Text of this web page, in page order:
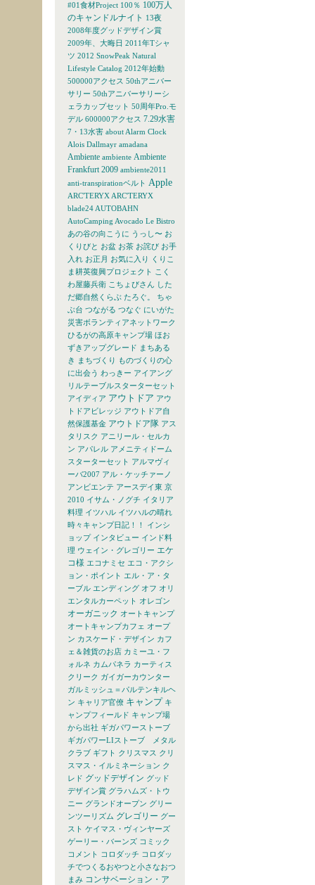
#01食材Project 100％ 100万人
のキャンドルナイト 13夜
2008年度グッドデザイン賞
2009年、大晦日 2011年Tシャ
ツ 2012 SnowPeak Natural
Lifestyle Catalog 2012年始動
500000アクセス 50thアニバー
サリー 50thアニバーサリーシ
ェラカップセット 50周年Pro.モ
デル 600000アクセス 7.29水害
7・13水害 about Alarm Clock
Alois Dallmayr amadana
Ambiente ambiente Ambiente
Frankfurt 2009 ambiente2011
anti-transpirationベルト Apple
ARC'TERYX ARC'TERYX
blade24 AUTOBAHN
AutoCamping Avocado Le Bistro
あの谷の向こうに うっし〜 お
くりびと お盆 お茶 お詫び お手
入れ お正月 お気に入り
くりこ
ま耕英復興プロジェクト こく
わ屋藤兵衛 こちょびさん した
だ郷自然くらぶ たろぐ。
ちゃ
ぶ台 つながる つなぐ にいがた
災害ボランティアネットワーク
ひるがの高原キャンプ場 ほお
ずきアップグレード まちある
き まちづくり ものづくりの心
に出会う わっきー アイアング
リルテーブルスターターセット
アイディア アウトドア アウ
トドアビレッジ アウトドア自
然保護基金 アウトドア隊 アス
タリスク アニリール・セルカ
ン アパレル アメニティドーム
スターターセット アルマヴィ
ーバ2007 アル・ケッチァーノ
アンビエンテ アースデイ東 京
2010 イサム・ノグチ イタリア
料理 イツハル イツハルの晴れ
時々キャンプ日記！！
インシ
ョップ インタビュー インド料
理 ウェイン・グレゴリー エケ
コ様 エコナミセ エコ・アクシ
ョン・ポイント エル・ア・タ
ーブル エンディング オフ オリ
エンタルカーペット オレゴン
オーガニック オートキャンプ
オートキャンプカフェ オープ
ン カスケード・デザイン カフ
ェ＆雑貨のお店 カミーユ・フ
ォルネ カムパネラ カーティス
クリーク ガイガーカウンター
ガルミッシュ＝パルテンキルヘ
ン キャリア官僚 キャンプ キ
ャンプフィールド キャンプ場
から出社 ギガパワーストーブ
ギガパワーLIストーブ メタル
クラブ ギフト クリスマス クリ
スマス・イルミネーション ク
レド グッドデザイン グッド
デザイン賞 グラハムズ・トウ
ニー グランドオープン グリー
ンツーリズム グレゴリー グー
スト ケイマス・ヴィンヤーズ
ゲーリー・バーンズ コミック
コメント コロダッチ コロダッ
チでつくるおやつと小さなおつ
まみ コンサベーション・ア